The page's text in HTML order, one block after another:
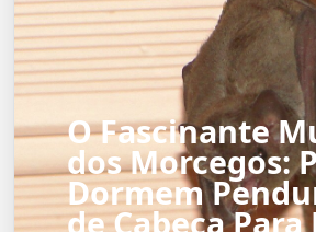
O Fascinante
dos Morcegos:
Dormem
de Cabeça Para